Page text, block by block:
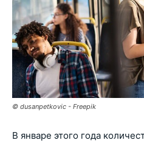
© dusanpetkovic - Freepik
В январе этого года